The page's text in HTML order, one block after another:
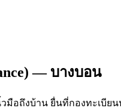
— บางบอน
มือถึงบ้าน ยื่นที่กองทะเ